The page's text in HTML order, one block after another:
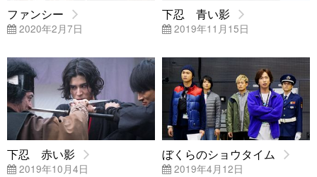
ファンシー
2020年2月7日
下忍 青い影
2019年11月15日
下忍 赤い影
2019年10月4日
ぼくらのショウタイム
2019年4月12日